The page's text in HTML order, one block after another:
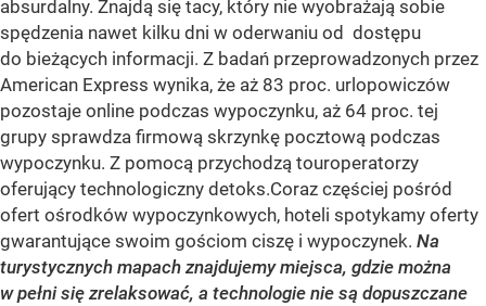
absurdalny. Znajdą się tacy, który nie wyobrażają sobie
spędzenia nawet kilku dni w oderwaniu od dostępu
do bieżących informacji. Z badań przeprowadzonych przez
American Express wynika, że aż 83 proc. urlopowiczów
pozostaje online podczas wypoczynku, aż 64 proc. tej
grupy sprawdza firmową skrzynkę pocztową podczas
wypoczynku. Z pomocą przychodzą touroperatorzy
oferujący technologiczny detoks.Coraz częściej pośród
ofert ośrodków wypoczynkowych, hoteli spotykamy oferty
gwarantujące swoim gościom ciszę i wypoczynek. Na
turystycznych mapach znajdujemy miejsca, gdzie można
w pełni się zrelaksować, a technologie nie są dopuszczane